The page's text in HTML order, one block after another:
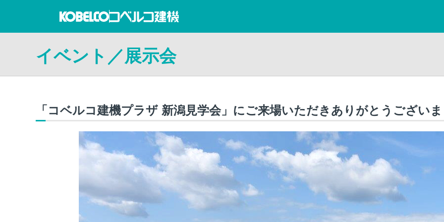
イベント／展示会
「コベルコ建機プラザ 新潟見学会」にご来場いただきありがとうござい